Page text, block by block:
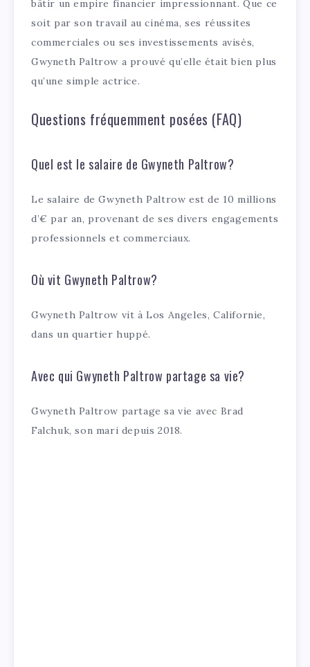
bâtir un empire financier impressionnant. Que ce
soit par son travail au cinéma, ses réussites
commerciales ou ses investissements avisés,
Gwyneth Paltrow a prouvé qu’elle était bien plus
qu’une simple actrice.
Questions fréquemment posées (FAQ)
Quel est le salaire de Gwyneth Paltrow?
Le salaire de Gwyneth Paltrow est de 10 millions
d’€ par an, provenant de ses divers engagements
professionnels et commerciaux.
Où vit Gwyneth Paltrow?
Gwyneth Paltrow vit à Los Angeles, Californie,
dans un quartier huppé.
Avec qui Gwyneth Paltrow partage sa vie?
Gwyneth Paltrow partage sa vie avec Brad
Falchuk, son mari depuis 2018.